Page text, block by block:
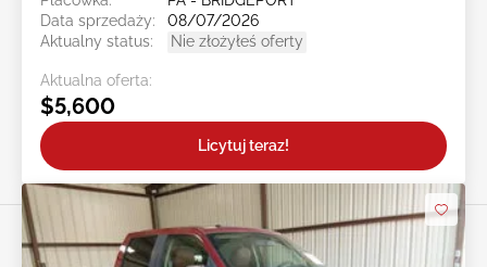
Data sprzedaży:
08/07/2026
Aktualny status:
Nie złożyłeś oferty
Aktualna oferta:
$5,600
Licytuj teraz!